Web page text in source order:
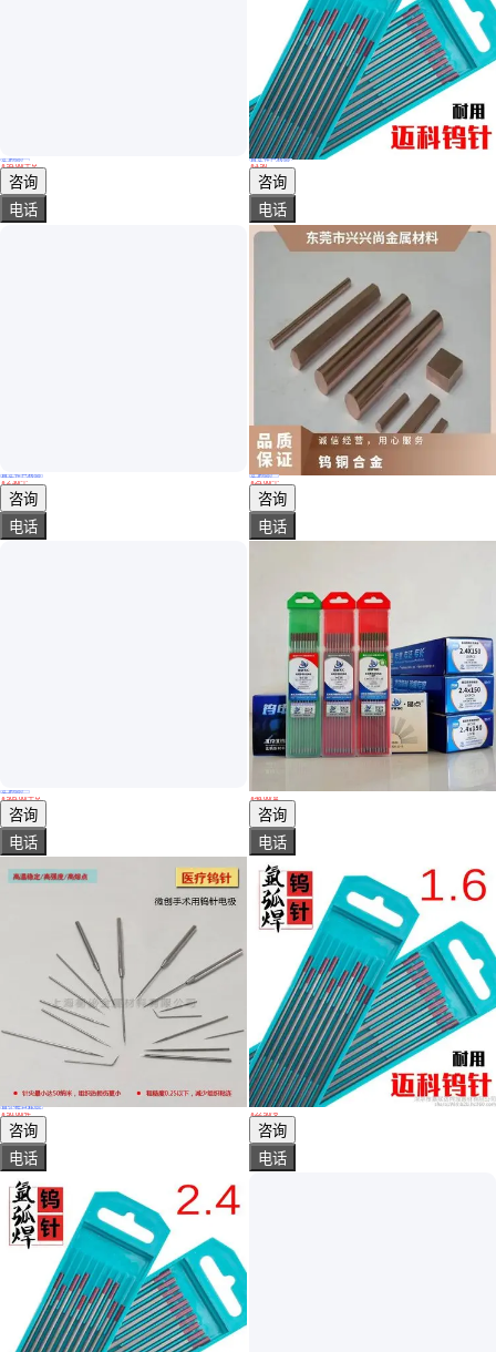
贝达 WT20钍 WC20铈 WP20纯 WL20镧 钨针 钨电极 2.0mm现货
实地验厂
￥55.00/千克
北京
咨询
电话
迈科品牌钍钨焊针 150mm长 1.6-2.4mm标准直径焊接专用
真实性已核验
￥ 2.30/个
广东深圳
咨询
电话
钨极 WT20 WC20 WP20钨针 WL20 WY20 WR钨合金电极
实地验厂
￥505.00/千克
山西阳泉
咨询
电话
微创手术用钨针电极定制针尖5微米10微米不粘连组织
真实性已核验
￥50.00/件
上海
咨询
电话
促氩弧焊钨针2.0×150焊针迈科钨极WT20钍钨钨针
真实性已核验
￥3.50
广东深圳
咨询
电话
钨铜合金 W85钨铜圆棒 W75高钨铜棒 钨铜板 钨铜焊针
实地验厂
￥25 .00/个
广东东莞
咨询
电话
北钨电极乌针棒2.0氩弧焊钨针单支钨针2.4焊针3.2乌极针钨棒
￥48 .00/盒
上海
咨询
电话
氩弧焊乌针1.6*150钨针0WT20焊针1.5×150迈科钨极
￥22 .50/支
广东深圳
咨询
电话